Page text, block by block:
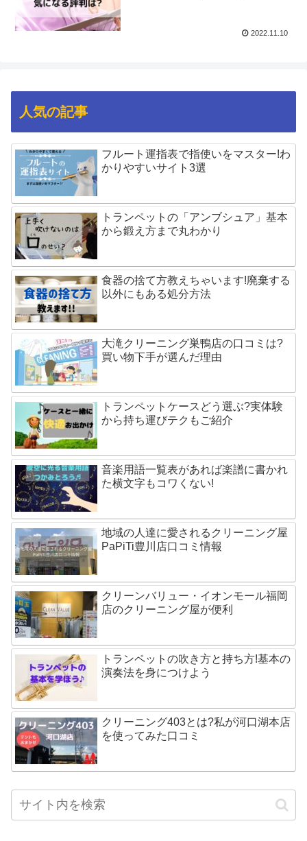
2022.11.10
人気の記事
フルート運指表で指使いをマスター!わ
かりやすいサイト3選
トランペットの「アンブシュア」基本
から鍛え方まで丸わかり
食器の捨て方教えちゃいます!廃棄する
以外にもある処分方法
大滝クリーニング巣鴨店の口コミは?
買い物下手が選んだ理由
トランペットケースどう選ぶ?実体験
から持ち運びテクもご紹介
音楽用語一覧表があれば楽譜に書かれ
た横文字もコワくない!
地域の人達に愛されるクリーニング屋
PaPiTi豊川店口コミ情報
クリーンバリュー・イオンモール福岡
店のクリーニング屋が便利
トランペットの吹き方と持ち方!基本の
演奏法を身につけよう
クリーニング403とは?私が河口湖本店
を使ってみた口コミ